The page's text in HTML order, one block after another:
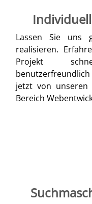
Lassen Sie uns
realisieren.
Projekt
benutzerfreundlich
jetzt von unseren
Bereich